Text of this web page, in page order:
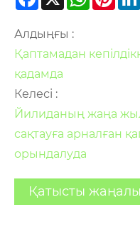
Алдыңғы :
Қаптамадан
қадамда
Келесі :
Йилиданың жаңа
сақтауға арналған
орындалуда
Қатысты